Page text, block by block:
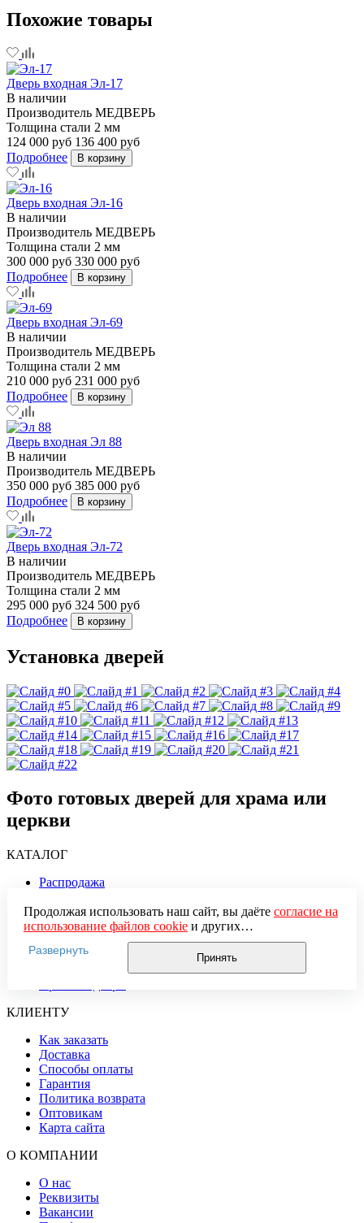
Похожие товары
Дверь входная Эл-17
В наличии
Производитель МЕДВЕРЬ
Толщина стали 2 мм
124 000 руб 136 400 руб
Подробнее
В корзину
Дверь входная Эл-16
В наличии
Производитель МЕДВЕРЬ
Толщина стали 2 мм
300 000 руб 330 000 руб
Подробнее
В корзину
Дверь входная Эл-69
В наличии
Производитель МЕДВЕРЬ
Толщина стали 2 мм
210 000 руб 231 000 руб
Подробнее
В корзину
Дверь входная Эл 88
В наличии
Производитель МЕДВЕРЬ
350 000 руб 385 000 руб
Подробнее
В корзину
Дверь входная Эл-72
В наличии
Производитель МЕДВЕРЬ
Толщина стали 2 мм
295 000 руб 324 500 руб
Подробнее
В корзину
Установка дверей
Фото готовых дверей для храма или
церкви
КАТАЛОГ
Распродажа
Двери в частный дом
Тамбурные двери
Противопожарные двери
Двери с терморазрывом
Двери с шумоизоляцией
КЛИЕНТУ
Как заказать
Доставка
Способы оплаты
Гарантия
Политика возврата
Оптовикам
Карта сайта
О КОМПАНИИ
О нас
Реквизиты
Вакансии
Продолжая использовать наш сайт, вы даёте согласие на
использование файлов cookieи других
пользовательских данных (включая IP-адрес, сведения о
местоположении, устройстве, действиях на сайте и т. п.)
для функционирования сайта, проведения
Яндекс.Метрика), в соответствии с нашей
Если вы не хотите, чтобы ваши данные обрабатывались,
настройте ограничения в браузере или покиньте сайт.
Развернуть
Принять